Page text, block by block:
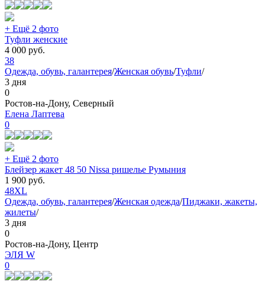
+ Ещё 2 фото
Туфли женские
4 000 руб.
38
Одежда, обувь, галантерея/Женская обувь/Туфли/
3 дня
0
Ростов-на-Дону, Северный
Елена Лаптева
0
+ Ещё 2 фото
Блейзер жакет 48 50 Nissa ришелье Румыния
1 900 руб.
48XL
Одежда, обувь, галантерея/Женская одежда/Пиджаки, жакеты,
жилеты/
3 дня
0
Ростов-на-Дону, Центр
ЭЛЯ W
0